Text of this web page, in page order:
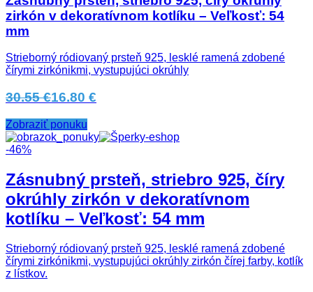
zirkón v dekoratívnom kotlíku – Veľkosť: 54
mm
Strieborný ródiovaný prsteň 925, lesklé ramená zdobené
čírymi zirkónikmi, vystupujúci okrúhly
30.55 €16.80 €
Zobraziť ponuku
-46%
Zásnubný prsteň, striebro 925, číry
okrúhly zirkón v dekoratívnom
kotlíku – Veľkosť: 54 mm
Strieborný ródiovaný prsteň 925, lesklé ramená zdobené
čírymi zirkónikmi, vystupujúci okrúhly zirkón čírej farby, kotlík
z lístkov.